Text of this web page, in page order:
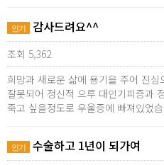
인기 감사드려요^^
조회 5,362
희망과 새로운 삶에 용기을 주어 진
잘못되어 정신적 으루 대인기피증과
죽고 싶을정도로 우울증에 빠져있었
인기 수술하고 1년이 되가여